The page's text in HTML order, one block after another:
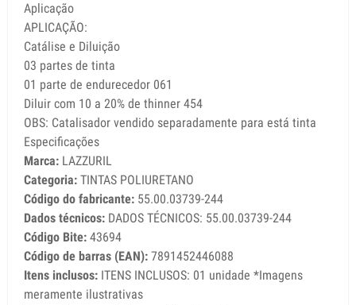
Aplicação
APLICAÇÃO:
Catálise e Diluição
03 partes de tinta
01 parte de endurecedor 061
Diluir com 10 a 20% de thinner 454
OBS: Catalisador vendido separadamente para está tinta
Especificações
Marca: LAZZURIL
Categoria: TINTAS POLIURETANO
Código do fabricante: 55.00.03739-244
Dados técnicos: DADOS TÉCNICOS: 55.00.03739-244
Código Bite: 43694
Código de barras (EAN): 7891452446088
Itens inclusos: ITENS INCLUSOS: 01 unidade *Imagens
meramente ilustrativas